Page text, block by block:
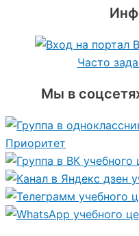
Часто
Мы в